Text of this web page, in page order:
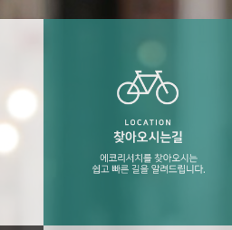
및 관련기술과 더불어 분석에
기, 전처리 장비 등) / 용기 / 고
합니다.